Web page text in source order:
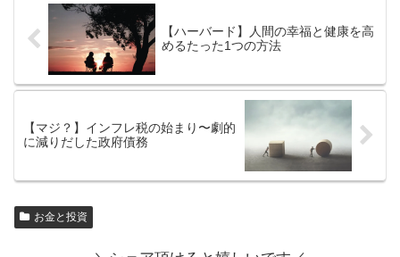
【ハーバード】人間の幸福と健康を高
めるたった1つの方法
【マジ？】インフレ税の始まり〜劇的
に減りだした政府債務
お金と投資